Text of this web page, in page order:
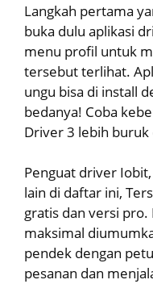
Langkah pertama
buka dulu aplikasi
menu profil untuk
tersebut terlihat.
ungu bisa di install
bedanya! Coba
Driver 3 lebih
Penguat driver
lain di daftar ini,
gratis dan versi
maksimal
pendek dengan
pesanan dan